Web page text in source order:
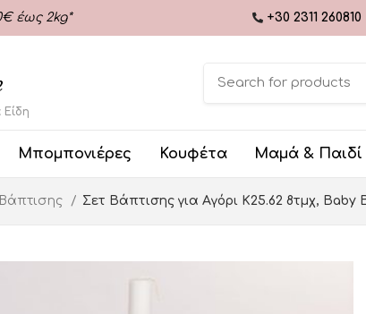
έως 2kg* +30 2311 260810
Μπομπονιέρες Κουφέτα Μαμά & Παιδί
Σετ Βάπτισης για Αγόρι K25.62 8τμχ, Baby